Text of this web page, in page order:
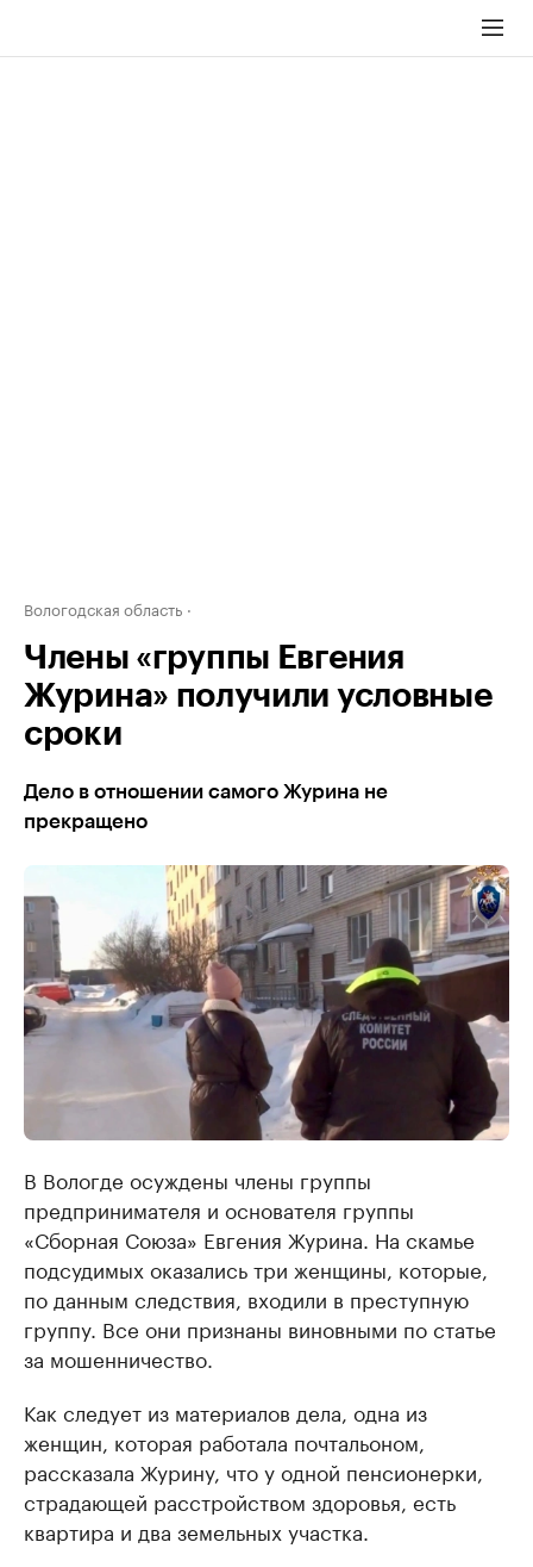
Вологодская область
Члены «группы Евгения
Журина» получили условные
сроки
Дело в отношении самого Журина не
прекращено
В Вологде осуждены члены группы
предпринимателя и основателя группы
«Сборная Союза» Евгения Журина. На скамье
подсудимых оказались три женщины, которые,
по данным следствия, входили в преступную
группу. Все они признаны виновными по статье
за мошенничество.
Как следует из материалов дела, одна из
женщин, которая работала почтальоном,
рассказала Журину, что у одной пенсионерки,
страдающей расстройством здоровья, есть
квартира и два земельных участка.